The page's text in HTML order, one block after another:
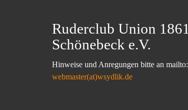
Ruderclub Union 1861
Schönebeck e.V.
Hinweise und Anregungen bitte an mailto:
webmaster(at)wsydlik.de